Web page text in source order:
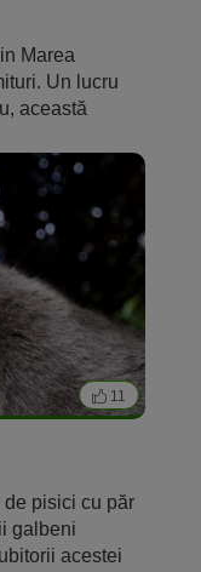
Marea
Un lucru
această
aspectul și
11
de pisici cu păr
galbeni
acestei